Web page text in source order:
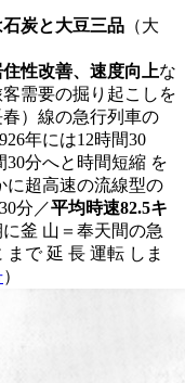
炭と大豆三品 （大
住性改善、速度向上な
需要の掘り起こしを
）線の急行列車の
年には12時間30
30分へと時間短縮 を
に超高速の流線型の
分／平均時速82.5キ
釜 山＝奉天間の急
まで 延 長 運転 しま
）